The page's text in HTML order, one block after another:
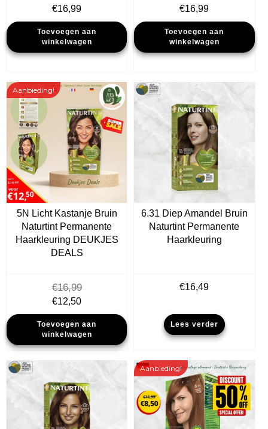
€16,99
Toevoegen aan
winkelwagen
€16,99
Toevoegen aan
winkelwagen
5N Licht Kastanje Bruin
Naturtint Permanente
Haarkleuring DEUKJES
DEALS
€16,99
Oorspronkelijke
prijs
was:
€16,99.
€12,50Huidige
prijs
is:
€12,50.
Toevoegen aan
winkelwagen
Aanbieding!
6.31 Diep Amandel Bruin
Naturtint Permanente
Haarkleuring
€16,49
Lees verder
Aanbieding!